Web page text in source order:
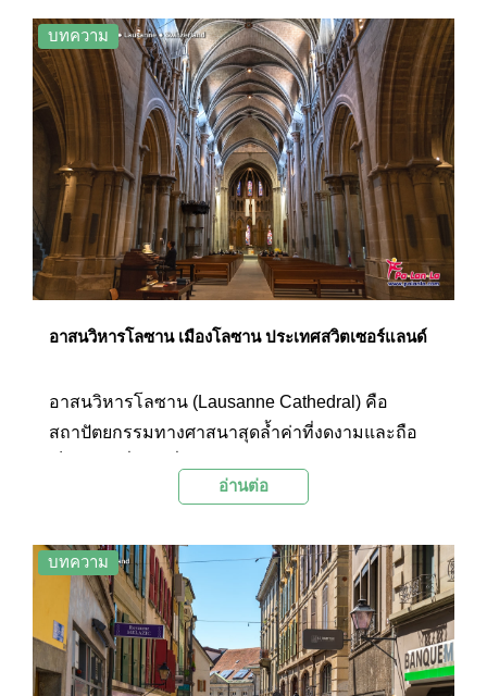
บทความ
อาสนวิหารโลซาน เมืองโลซาน ประเทศสวิตเซอร์แลนด์
อาสนวิหารโลซาน (Lausanne Cathedral) คือ
สถาปัตยกรรมทางศาสนาสุดล้ำค่าที่งดงามและถือ
สถาปัตยกรรมที่งดงามและยิ่งใหญ่นี้แล้ว บริเวณยอด
ของการมาเที่ยวโบสถ์แห่งนี้
อ่านต่อ
บทความ